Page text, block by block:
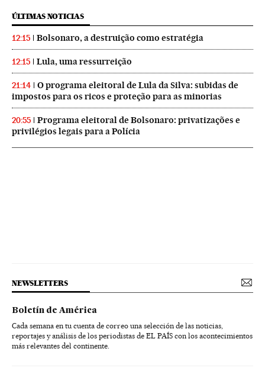
ÚLTIMAS NOTICIAS
12:15 Bolsonaro, a destruição como estratégia
12:15 Lula, uma ressurreição
21:14
O programa eleitoral de Lula da Silva: subidas de
impostos para os ricos e proteção para as minorias
20:55
Programa eleitoral de Bolsonaro: privatizações e
privilégios legais para a Polícia
NEWSLETTERS
Boletín de América
Cada semana en tu cuenta de correo una selección de las noticias,
reportajes y análisis de los periodistas de EL PAÍS con los acontecimientos
más relevantes del continente.